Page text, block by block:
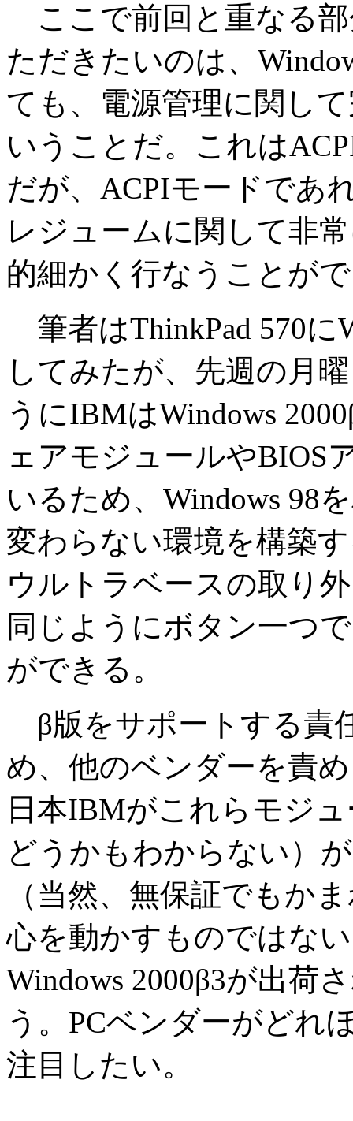
ここで前回と重なる
ただきたいのは、
ても、電源管理に関し
いうことだ。これは
だが、ACPIモードであ
レジュームに関して非
的細かく行なうことが
筆者はThinkPad 570に
してみたが、先週の月
うにIBMはWindows
ェアモジュールやBIOS
いるため、Windows 98
変わらない環境を構築
ウルトラベースの取り
同じようにボタン一つ
ができる。
β版をサポートする責
め、他のベンダーを責
日本IBMがこれらモジ
どうかもわからない）
（当然、無保証でもか
心を動かすものではな
Windows 2000β3が出荷
う。PCベンダーがどれ
注目したい。